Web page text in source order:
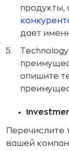
продукты,
дает
опишите
Перечислите
вашей